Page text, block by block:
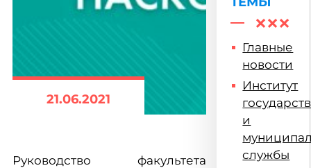
21.06.2021
Руководство факультета
Главные
новости
Институт
и
службы